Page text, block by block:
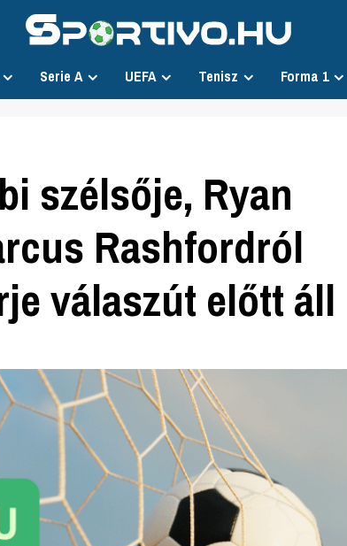
Serie A UEFA Tenisz Forma 1
szélsője, Ryan
Rashfordról
válaszút előtt áll